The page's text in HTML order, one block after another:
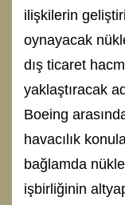
ilişkilerin
oynayacak
dış ticaret
yaklaştıracak
Boeing
havacılık
bağlamda
işbirliğinin